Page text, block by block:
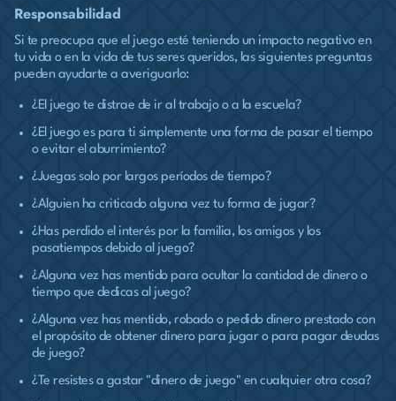
Responsabilidad
Si te preocupa que el juego esté teniendo un impacto negativo en
tu vida o en la vida de tus seres queridos, las siguientes preguntas
pueden ayudarte a averiguarlo:
¿El juego te distrae de ir al trabajo o a la escuela?
¿El juego es para ti simplemente una forma de pasar el tiempo
o evitar el aburrimiento?
¿Juegas solo por largos períodos de tiempo?
¿Alguien ha criticado alguna vez tu forma de jugar?
¿Has perdido el interés por la familia, los amigos y los
pasatiempos debido al juego?
¿Alguna vez has mentido para ocultar la cantidad de dinero o
tiempo que dedicas al juego?
¿Alguna vez has mentido, robado o pedido dinero prestado con
el propósito de obtener dinero para jugar o para pagar deudas
de juego?
¿Te resistes a gastar "dinero de juego" en cualquier otra cosa?